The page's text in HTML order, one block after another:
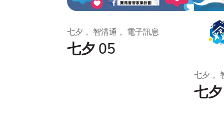
七夕 05
七夕， 智溝通， 電子訊息
七
七夕，